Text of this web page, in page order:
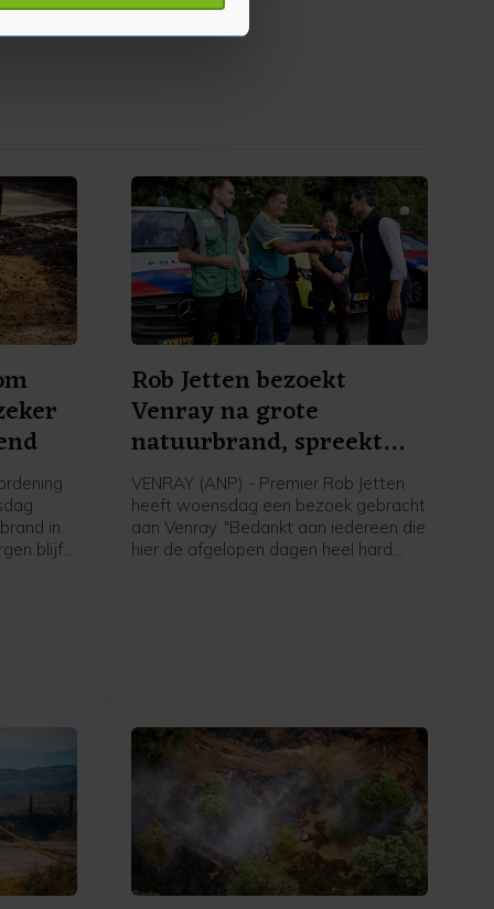
in
blijft
Rob Jetten bezoekt
Venray na grote
natuurbrand, spreekt
dank uit
VENRAY (ANP) - Premier Rob Jetten
heeft woensdag een bezoek gebracht
aan Venray. "Bedankt aan iedereen die
hier de afgelopen dagen heel hard